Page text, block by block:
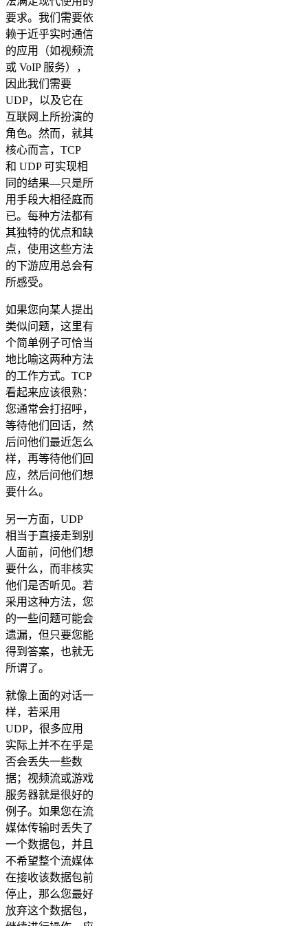
要求。我们需要依
赖于近乎实时通信
的应用（如视频流
或 VoIP 服务），
因此我们需要
UDP，以及它在
互联网上所扮演的
角色。然而，就其
核心而言，TCP
和 UDP 可实现相
同的结果—只是所
用手段大相径庭而
已。每种方法都有
其独特的优点和缺
点，使用这些方法
的下游应用总会有
所感受。
如果您向某人提出
类似问题，这里有
个简单例子可恰当
地比喻这两种方法
的工作方式。TCP
看起来应该很熟：
您通常会打招呼，
等待他们回话，然
后问他们最近怎么
样，再等待他们回
应，然后问他们想
要什么。
另一方面，UDP
相当于直接走到别
人面前，问他们想
要什么，而非核实
他们是否听见。若
采用这种方法，您
的一些问题可能会
遗漏，但只要您能
得到答案，也就无
所谓了。
就像上面的对话一
样，若采用
UDP，很多应用
实际上并不在乎是
否会丢失一些数
据；视频流或游戏
服务器就是很好的
例子。如果您在流
媒体传输时丢失了
一个数据包，并且
不希望整个流媒体
在接收该数据包前
停止，那么您最好
放弃这个数据包，